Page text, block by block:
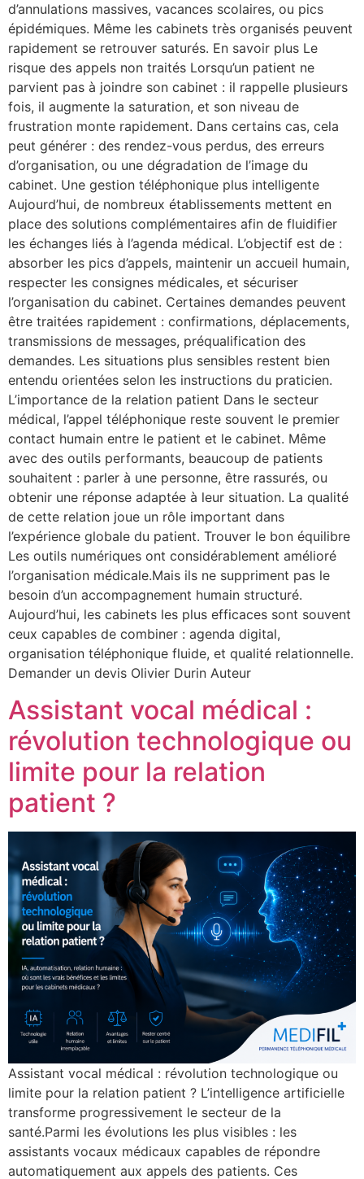
d’annulations massives, vacances scolaires, ou pics
épidémiques. Même les cabinets très organisés peuvent
rapidement se retrouver saturés. En savoir plus Le
risque des appels non traités Lorsqu’un patient ne
parvient pas à joindre son cabinet : il rappelle plusieurs
fois, il augmente la saturation, et son niveau de
frustration monte rapidement. Dans certains cas, cela
peut générer : des rendez-vous perdus, des erreurs
d’organisation, ou une dégradation de l’image du
cabinet. Une gestion téléphonique plus intelligente
Aujourd’hui, de nombreux établissements mettent en
place des solutions complémentaires afin de fluidifier
les échanges liés à l’agenda médical. L’objectif est de :
absorber les pics d’appels, maintenir un accueil humain,
respecter les consignes médicales, et sécuriser
l’organisation du cabinet. Certaines demandes peuvent
être traitées rapidement : confirmations, déplacements,
transmissions de messages, préqualification des
demandes. Les situations plus sensibles restent bien
entendu orientées selon les instructions du praticien.
L’importance de la relation patient Dans le secteur
médical, l’appel téléphonique reste souvent le premier
contact humain entre le patient et le cabinet. Même
avec des outils performants, beaucoup de patients
souhaitent : parler à une personne, être rassurés, ou
obtenir une réponse adaptée à leur situation. La qualité
de cette relation joue un rôle important dans
l’expérience globale du patient. Trouver le bon équilibre
Les outils numériques ont considérablement amélioré
l’organisation médicale.Mais ils ne suppriment pas le
besoin d’un accompagnement humain structuré.
Aujourd’hui, les cabinets les plus efficaces sont souvent
ceux capables de combiner : agenda digital,
organisation téléphonique fluide, et qualité relationnelle.
Demander un devis Olivier Durin Auteur
Assistant vocal médical :
révolution technologique ou
limite pour la relation
patient ?
Assistant vocal médical : révolution technologique ou
limite pour la relation patient ? L’intelligence artificielle
transforme progressivement le secteur de la
santé.Parmi les évolutions les plus visibles : les
assistants vocaux médicaux capables de répondre
automatiquement aux appels des patients. Ces